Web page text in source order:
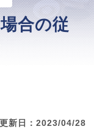
合の従
更新日：2023/04/28